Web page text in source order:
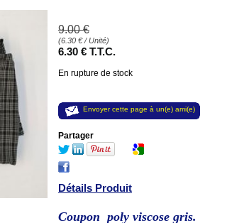
9.00 €
(6.30 €/ Unité)
6.30 € T.T.C.
En rupture de stock
Envoyer cette page à un(e) ami(e)
Partager
Détails Produit
Coupon poly viscose gris.